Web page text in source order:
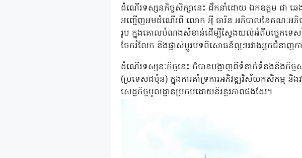
ដំណើរទស្សនកិច្ចសិក្សានេះ ដឹកនាំដោយ ឯកឧត្ដម ជា ឆេ
អញ្ជើញអមដំណើរពី លោក អុី ធារិន អភិបាលនៃគណៈអភិ
រូប ក្នុងគោលបំណងសំខាន់ដើម្បីស្វែងយល់អំពីបច្ចេកទេសនៃក
ចែករំលែក និងផ្លាស់ប្តូរបទពិសោធន៍ល្អៗរវាងអ្នកជំនា
ដំណើរទស្សនៈកិច្ចនេះ ក៏បានបង្ហាញពីទំនាក់ទំនងនិងកិច្ចស
(ប្រទេសជប៉ុន) ក្នុងការគាំទ្រការអភិវឌ្ឍវិស័យកសិកម្ម និង
សេដ្ឋកិច្ចមូលដ្ឋានប្រកបដោយនិរន្តរភាពផងដែរ។